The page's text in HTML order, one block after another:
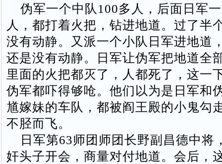
伪军一个中队100多人，后面日军
人，都打着火把，钻进地道。过了半
没有动静。又派一个小队日军进地道
还是没有动静。日军让伪军把地道全
里面的火把都灭了，人都死了，这一
伪军都吓得够呛。他们以为是日军和
馗嫁妹的车队，都被阎王殿的小鬼勾
不胫而飞。
日军第63师团师团长野副昌德中将
奸头子开会，商量对付地道。会后，